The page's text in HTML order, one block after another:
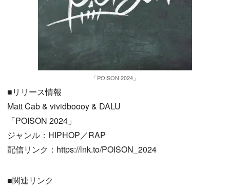
「POISON 2024」
■リリース情報
Matt Cab & vividboooy & DALU
「POISON 2024」
ジャンル：HIPHOP／RAP
配信リンク：https://lnk.to/POISON_2024
■関連リンク